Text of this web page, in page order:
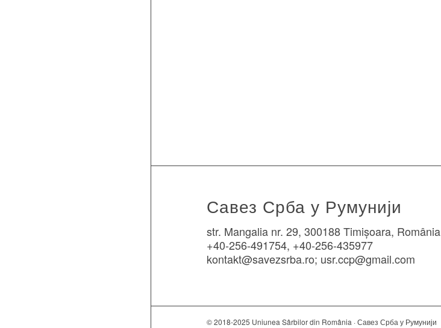
Савез Срба у Румунији
str. Mangalia nr. 29, 300188 Timișoara, România
+40-256-491754, +40-256-435977
kontakt@savezsrba.ro; usr.ccp@gmail.com
© 2018-2025 Uniunea Sârbilor din România · Савез Срба у Румунији